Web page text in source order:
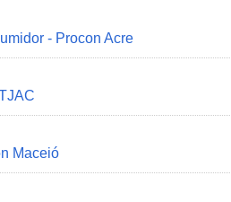
- Procon Acre
Maceió